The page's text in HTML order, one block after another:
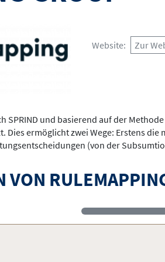
Website Zur
SPRIND und basierend auf der
Dies ermöglicht zwei Wege: Erstens
(von der
VON